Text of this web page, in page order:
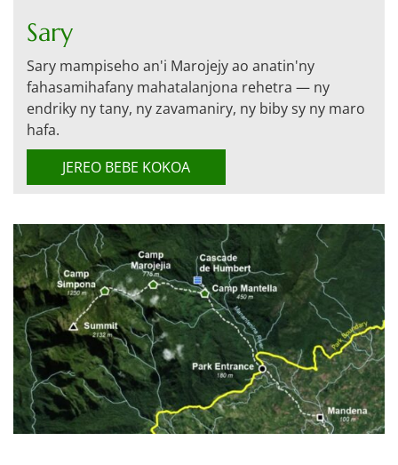
Sary
Sary mampiseho an'i Marojejy ao anatin'ny
fahasamihafany mahatalanjona rehetra — ny
endriky ny tany, ny zavamaniry, ny biby sy ny maro
hafa.
JEREO BEBE KOKOA